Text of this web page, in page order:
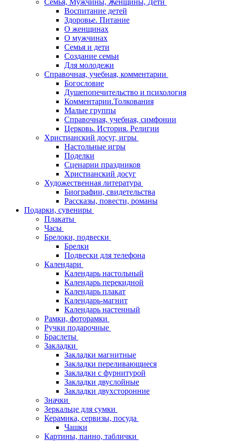
Семья, Мужчины, Женщины, Дети
Воспитание детей
Здоровье. Питание
О женщинах
О мужчинах
Семья и дети
Создание семьи
Для молодежи
Справочная, учебная, комментарии
Богословие
Душепопечительство и психология
Комментарии.Толкования
Малые группы
Справочная, учебная, симфонии
Церковь. История. Религии
Христианский досуг, игры
Настольные игры
Поделки
Сценарии праздников
Христианский досуг
Художественная литература
Биографии, свидетельства
Рассказы, повести, романы
Подарки, сувениры
Плакаты
Часы
Брелоки, подвески
Брелки
Подвески для телефона
Календари
Календарь настольный
Календарь перекидной
Календарь плакат
Календарь-магнит
Календарь настенный
Рамки, фоторамки
Ручки подарочные
Браслеты
Закладки
Закладки магнитные
Закладки переливающиеся
Закладки с фурнитурой
Закладки двуслойные
Закладки двухсторонние
Значки
Зеркальце для сумки
Керамика, сервизы, посуда
Чашки
Картины, панно, таблички